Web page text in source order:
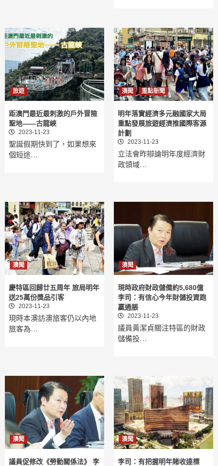
旅遊
距澳門最近最刺激的戶外冒險
聖地——古龍峽
2023-11-23
聖誕假期快到了，如果想來
個短途…
澳聞 重點新聞
明年落實經濟多元融國家大局
重點發展旅遊經濟推國際客源
計劃
2023-11-23
立法會昨辯論明年度經濟財
政領域…
澳聞
慶特區回歸廿五周年 旅局明年
送25萬份獎品引客
2023-11-23
現時本澳訪澳旅客仍以內地
旅客為…
澳聞
現時政府財政儲備約5,680億
李司：有信心今年財儲投資跑
贏通脹
2023-11-23
議員黃潔貞關注特區的財政
儲備投…
澳聞
議員促修改《勞動關係法》 李
澳聞
李司：有把握明年賭收達標